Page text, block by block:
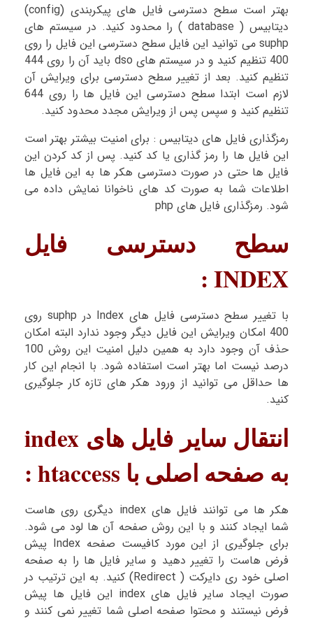
بهتر است سطح دسترسی فایل های پیکربندی (config)
دیتابیس ( database ) را محدود کنید. در سیستم های
suphp می توانید این فایل سطح دسترسی این فایل را روی
400 تنظیم کنید و در سیستم های dso باید آن را روی 444
تنظیم کنید. بعد از تغییر سطح دسترسی برای ویرایش آن
لازم است ابتدا سطح دسترسی این فایل ها را روی 644
تنظیم کنید و سپس پس از ویرایش مجدد محدود کنید.
رمزگذاری فایل های دیتابیس : برای امنیت بیشتر بهتر است
این فایل ها را رمز گذاری یا کد کنید. پس از کد کردن این
فایل ها حتی در صورت دسترسی هکر ها به این فایل ها
اطلاعات شما به صورت کد های ناخوانا نمایش داده می
شود. رمزگذاری فایل های php
سطح دسترسی فایل
INDEX :
با تغییر سطح دسترسی فایل های Index در suphp روی
400 امکان ویرایش این فایل دیگر وجود ندارد البته امکان
حذف آن وجود دارد به همین دلیل امنیت این روش 100
درصد نیست اما بهتر است استفاده شود. با انجام این کار
ها حداقل می توانید از ورود هکر های تازه کار جلوگیری
کنید.
انتقال سایر فایل های index
به صفحه اصلی با htaccess :
هکر ها می توانند فایل های index دیگری روی هاست
شما ایجاد کنند و با این روش صفحه آن ها لود می شود.
برای جلوگیری از این مورد کافیست صفحه Index پیش
فرض هاست را تغییر دهید و سایر فایل ها را به صفحه
اصلی خود ری دایرکت ( Redirect) کنید. به این ترتیب در
صورت ایجاد سایر فایل های index این فایل ها پیش
فرض نیستند و محتوا صفحه اصلی شما تغییر نمی کنند و